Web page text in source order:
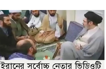
ইরানের সর্বোচ্চ নেতার ভিডিওটি